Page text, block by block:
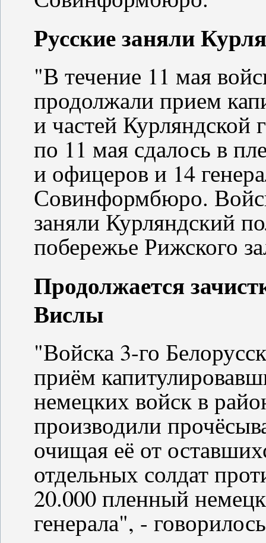
Русские заняли
"В течение 11 мая
продолжали прием
и частей
по 11 мая сдалось в
и офицеров и 14
Совинформбюро.
заняли Курляндский
побережье Рижского
Продолжается
Вислы
"Войска 3-го
приём
немецких войск в
производили
очищая её от
отдельных солдат
20.000 пленный
генерала", -